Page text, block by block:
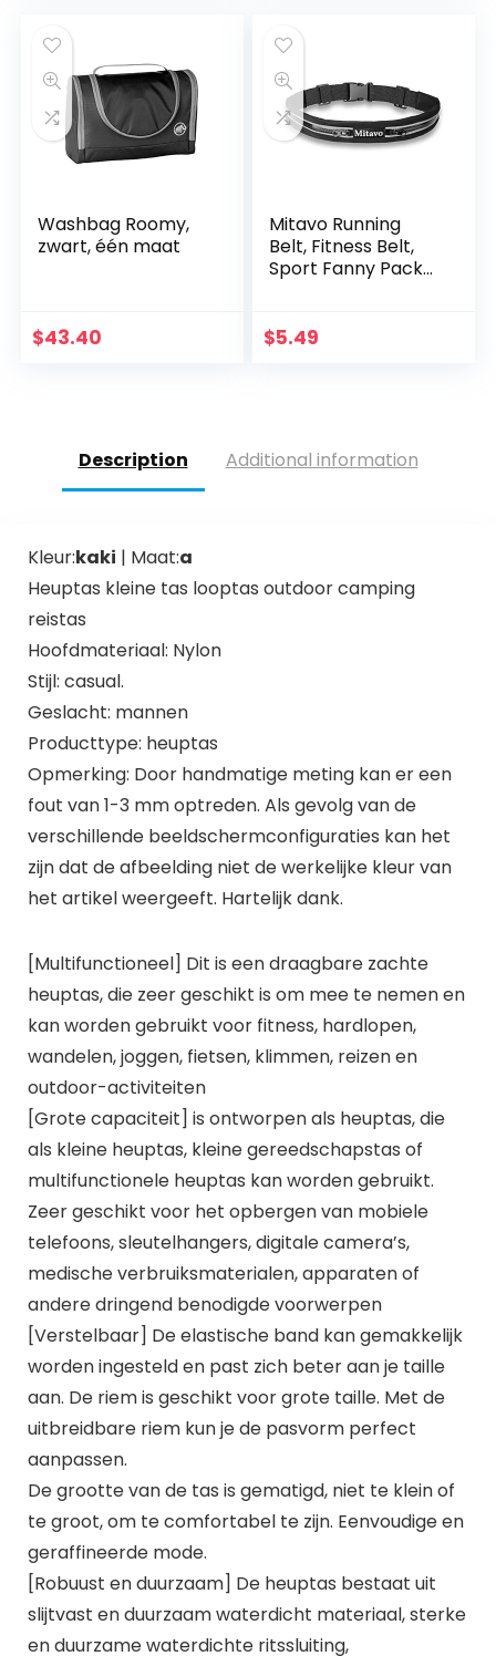
Washbag Roomy,
zwart, één maat
$43.40
Mitavo Running
Belt, Fitness Belt,
Sport Fanny Pack
Vrouwen
$5.49
Description Additional information
Kleur:kaki | Maat:a
Heuptas kleine tas looptas outdoor camping
reistas
Hoofdmateriaal: Nylon
Stijl: casual.
Geslacht: mannen
Producttype: heuptas
Opmerking: Door handmatige meting kan er een
fout van 1-3 mm optreden. Als gevolg van de
verschillende beeldschermconfiguraties kan het
zijn dat de afbeelding niet de werkelijke kleur van
het artikel weergeeft. Hartelijk dank.
[Multifunctioneel] Dit is een draagbare zachte
heuptas, die zeer geschikt is om mee te nemen en
kan worden gebruikt voor fitness, hardlopen,
wandelen, joggen, fietsen, klimmen, reizen en
outdoor-activiteiten
[Grote capaciteit] is ontworpen als heuptas, die
als kleine heuptas, kleine gereedschapstas of
multifunctionele heuptas kan worden gebruikt.
Zeer geschikt voor het opbergen van mobiele
telefoons, sleutelhangers, digitale camera’s,
medische verbruiksmaterialen, apparaten of
andere dringend benodigde voorwerpen
[Verstelbaar] De elastische band kan gemakkelijk
worden ingesteld en past zich beter aan je taille
aan. De riem is geschikt voor grote taille. Met de
uitbreidbare riem kun je de pasvorm perfect
aanpassen.
De grootte van de tas is gematigd, niet te klein of
te groot, om te comfortabel te zijn. Eenvoudige en
geraffineerde mode.
[Robuust en duurzaam] De heuptas bestaat uit
slijtvast en duurzaam waterdicht materiaal, sterke
en duurzame waterdichte ritssluiting,